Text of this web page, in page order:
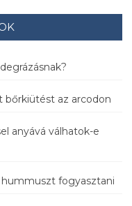
bőrkiütést az arcodon
anyává válhatok-e
fogyasztani